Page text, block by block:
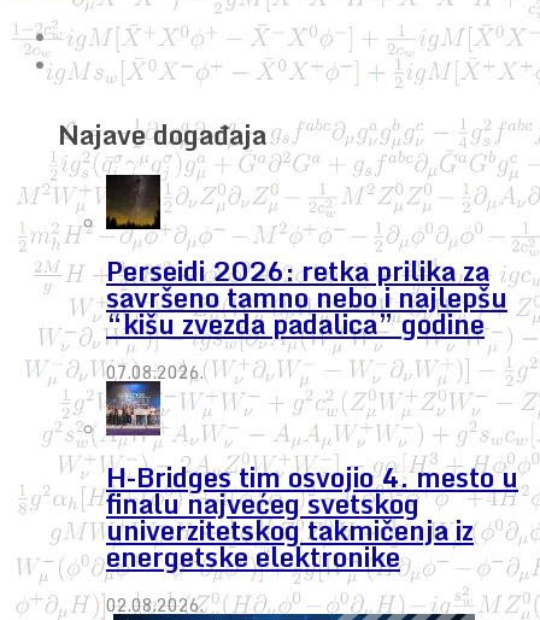
Najave događaja
Perseidi 2026: retka prilika za
savršeno tamno nebo i najlepšu
“kišu zvezda padalica” godine
07.08.2026.
H-Bridges tim osvojio 4. mesto u
finalu najvećeg svetskog
univerzitetskog takmičenja iz
energetske elektronike
02.08.2026.